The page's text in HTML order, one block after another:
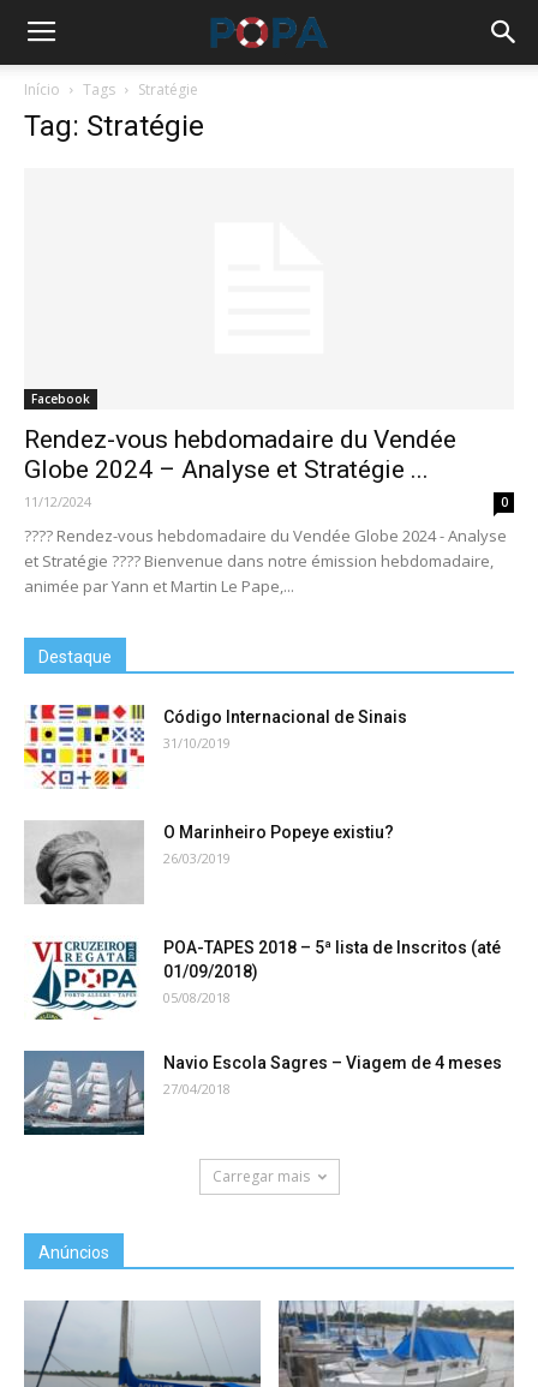
Início Tags Stratégie
Tag: Stratégie
Facebook
Rendez-vous hebdomadaire du Vendée
Globe 2024 – Analyse et Stratégie ...
11/12/2024 0
???? Rendez-vous hebdomadaire du Vendée Globe 2024 - Analyse
et Stratégie ???? Bienvenue dans notre émission hebdomadaire,
animée par Yann et Martin Le Pape,...
Destaque
Código Internacional de Sinais
31/10/2019
O Marinheiro Popeye existiu?
26/03/2019
POA-TAPES 2018 – 5ª lista de Inscritos (até
01/09/2018)
05/08/2018
Navio Escola Sagres – Viagem de 4 meses
27/04/2018
Carregar mais
Anúncios